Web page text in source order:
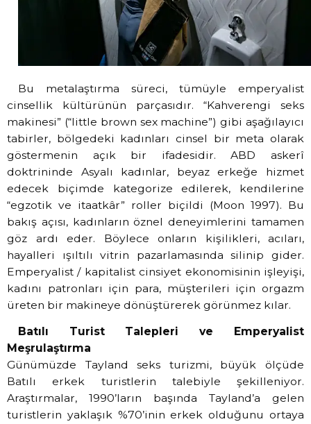
Bu metalaştırma süreci, tümüyle emperyalist
cinsellik kültürünün parçasıdır. “Kahverengi seks
makinesi” (“little brown sex machine”) gibi aşağılayıcı
tabirler, bölgedeki kadınları cinsel bir meta olarak
göstermenin açık bir ifadesidir. ABD askerî
doktrininde Asyalı kadınlar, beyaz erkeğe hizmet
edecek biçimde kategorize edilerek, kendilerine
“egzotik ve itaatkâr” roller biçildi (Moon 1997). Bu
bakış açısı, kadınların öznel deneyimlerini tamamen
göz ardı eder. Böylece onların kişilikleri, acıları,
hayalleri ışıltılı vitrin pazarlamasında silinip gider.
Emperyalist / kapitalist cinsiyet ekonomisinin işleyişi,
kadını patronları için para, müşterileri için orgazm
üreten bir makineye dönüştürerek görünmez kılar.
Batılı Turist Talepleri ve Emperyalist
Meşrulaştırma
Günümüzde Tayland seks turizmi, büyük ölçüde
Batılı erkek turistlerin talebiyle şekilleniyor.
Araştırmalar, 1990’ların başında Tayland’a gelen
turistlerin yaklaşık %70’inin erkek olduğunu ortaya